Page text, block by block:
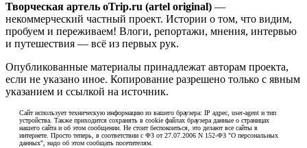
Творческая артель oTrip.ru (artel original) —
некоммерческий частный проект. Истории о том, что видим,
пробуем и переживаем! Влоги, репортажи, мнения, интервью
и путешествия — всё из первых рук.
Опубликованные материалы принадлежат авторам проекта,
если не указано иное. Копирование разрешено только с явным
указанием и ссылкой на источник.
Сайт использует техническую информацию из вашего браузера: IP адрес, user-agent и тип
устройства. Также приходится сохранять в cookie файлах браузера данные о страницах
нашего сайта и об этом сообщении. Не стоит беспокоиться, это делают все сайты в
интернете. Просто теперь, в соответствии с ФЗ от 27.07.2006 N 152-ФЗ "О персональных
данных", надо об этом сообщать посетителям.